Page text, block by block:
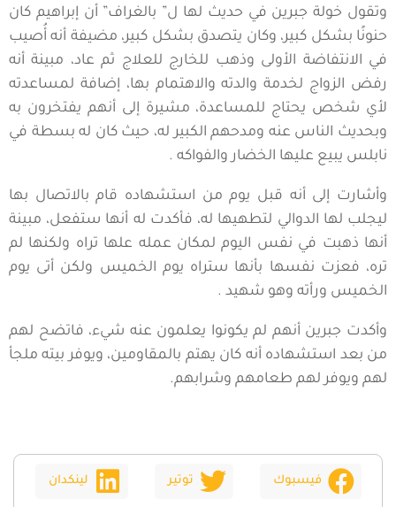
وتقول خولة جبرين في حديث لها ل” بالغراف” أن إبراهيم كان
حنونًا بشكل كبير، وكان يتصدق بشكل كبير، مضيفة أنه أُصيب
في الانتفاضة الأولى وذهب للخارج للعلاج ثم عاد، مبينة أنه
رفض الزواج لخدمة والدته والاهتمام بها، إضافة لمساعدته
لأي شخص يحتاج للمساعدة، مشيرة إلى أنهم يفتخرون به
وبحديث الناس عنه ومدحهم الكبير له، حيث كان له بسطة في
نابلس يبيع عليها الخضار والفواكه .
وأشارت إلى أنه قبل يوم من استشهاده قام بالاتصال بها
ليجلب لها الدوالي لتطهيها له، فأكدت له أنها ستفعل، مبينة
أنها ذهبت في نفس اليوم لمكان عمله علها تراه ولكنها لم
تره، فعزت نفسها بأنها ستراه يوم الخميس ولكن أتى يوم
الخميس ورأته وهو شهيد .
وأكدت جبرين أنهم لم يكونوا يعلمون عنه شيء، فاتضح لهم
من بعد استشهاده أنه كان يهتم بالمقاومين، ويوفر بيته ملجأ
لهم ويوفر لهم طعامهم وشرابهم.
فيسبوك توتير لينكدان